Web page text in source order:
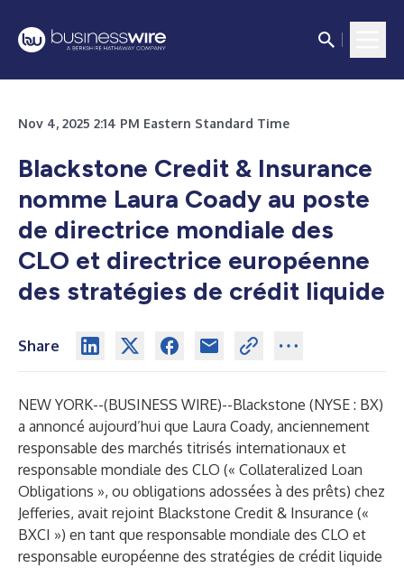
Nov 4, 2025 2:14 PM Eastern Standard Time
Blackstone Credit & Insurance
nomme Laura Coady au poste
de directrice mondiale des
CLO et directrice européenne
des stratégies de crédit liquide
Share
NEW YORK--(BUSINESS WIRE)--Blackstone (NYSE : BX)
a annoncé aujourd’hui que Laura Coady, anciennement
responsable des marchés titrisés internationaux et
responsable mondiale des CLO (« Collateralized Loan
Obligations », ou obligations adossées à des prêts) chez
Jefferies, avait rejoint Blackstone Credit & Insurance («
BXCI ») en tant que responsable mondiale des CLO et
responsable européenne des stratégies de crédit liquide